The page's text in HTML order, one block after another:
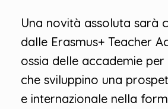
Una novità assoluta sarà
dalle Erasmus+ Teacher
ossia delle accademie per
che sviluppino una
e internazionale nella